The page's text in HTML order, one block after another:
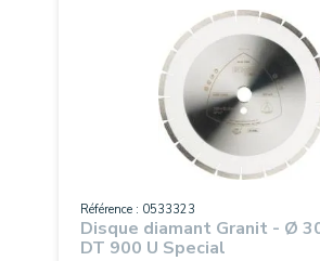
Référence : 0533323
Disque diamant Granit - Ø
DT 900 U Special